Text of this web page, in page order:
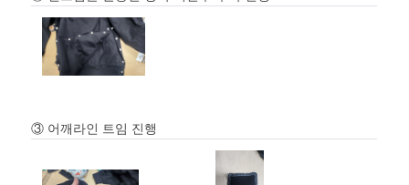
③ 어깨라인 트임 진행